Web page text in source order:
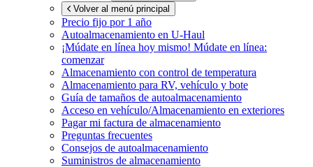
Volver al menú principal
Precio fijo por 1 año
Autoalmacenamiento en U-Haul
¡Múdate en línea hoy mismo! Múdate en línea:
comenzar
Almacenamiento con control de temperatura
Almacenamiento para RV, vehículo y bote
Guía de tamaños de autoalmacenamiento
Acceso en vehículo/Almacenamiento en exteriores
Pagar mi factura de almacenamiento
Preguntas frecuentes
Consejos de autoalmacenamiento
Suministros de almacenamiento